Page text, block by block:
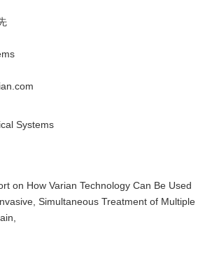
Systems
on How Varian Technology Can Be Used
Simultaneous Treatment of Multiple